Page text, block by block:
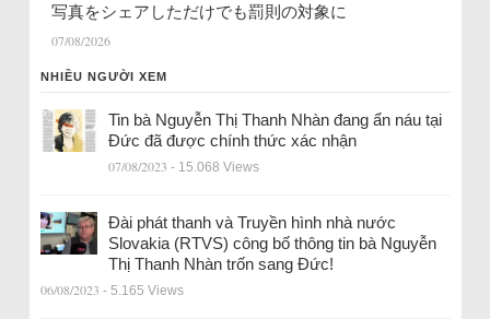
写真をシェアしただけでも罰則の対象に
07/08/2026
NHIỀU NGƯỜI XEM
Tin bà Nguyễn Thị Thanh Nhàn đang ẩn náu tại
Đức đã được chính thức xác nhận
07/08/2023 - 15.068 Views
Đài phát thanh và Truyền hình nhà nước
Slovakia (RTVS) công bố thông tin bà Nguyễn
Thị Thanh Nhàn trốn sang Đức!
06/08/2023 - 5.165 Views